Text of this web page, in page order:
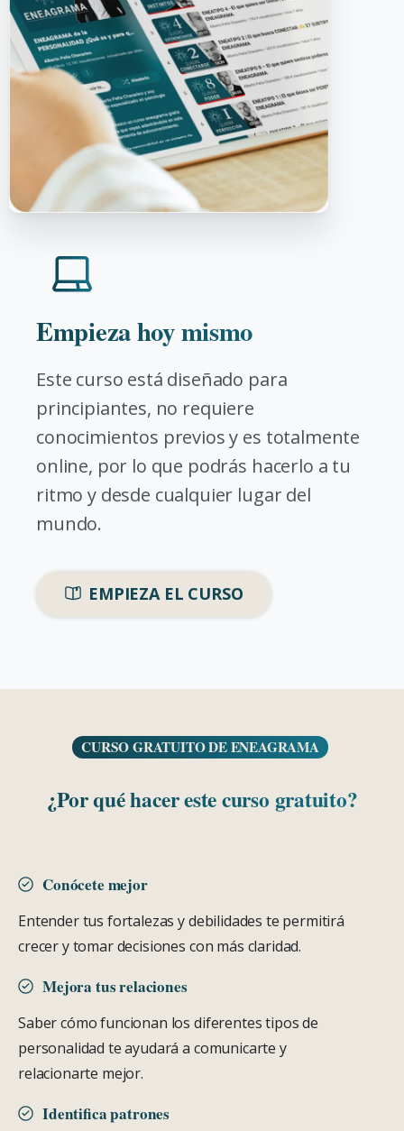
Empieza hoy mismo
Este curso está diseñado para
principiantes, no requiere
conocimientos previos y es totalmente
online, por lo que podrás hacerlo a tu
ritmo y desde cualquier lugar del
mundo.
EMPIEZA EL CURSO
CURSO GRATUITO DE ENEAGRAMA
¿Porquéhacerestecurso gratuito?
Conócete mejor
Entender tus fortalezas y debilidades te permitirá
crecer y tomar decisiones con más claridad.
Mejora tus relaciones
Saber cómo funcionan los diferentes tipos de
personalidad te ayudará a comunicarte y
relacionarte mejor.
Identifica patrones